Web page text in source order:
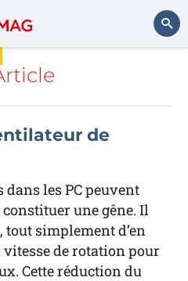
de
les PC peuvent
une gêne. Il
simplement d’en
de rotation pour
Cette réduction du